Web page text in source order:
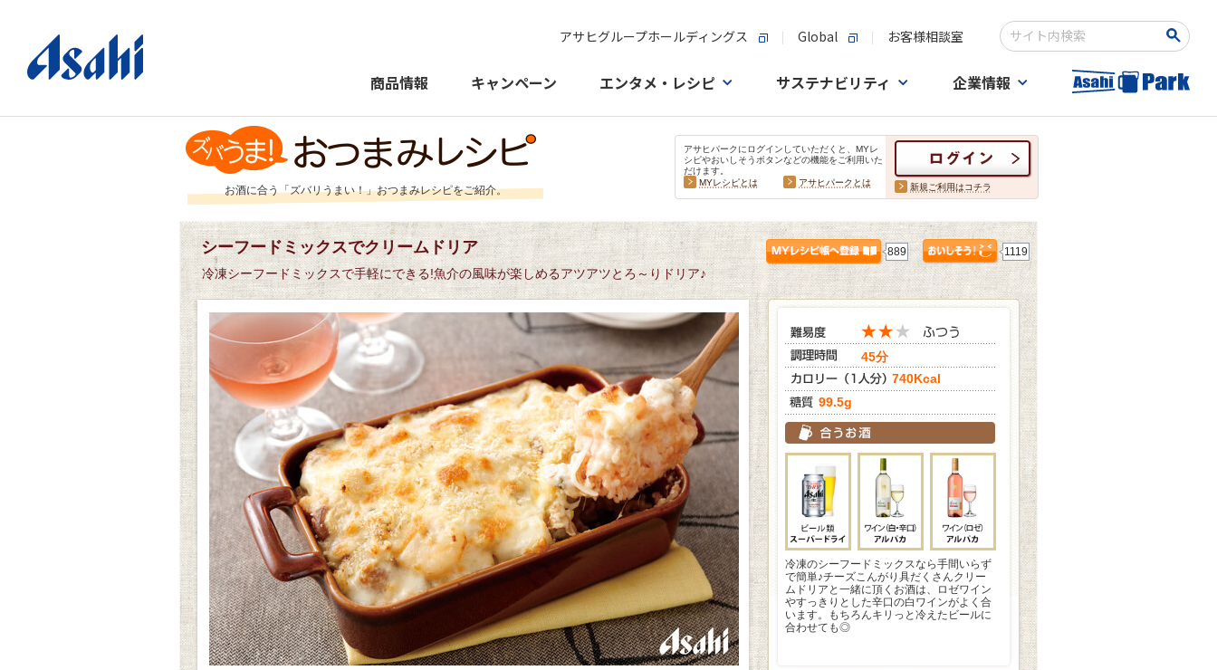
アサヒグループホールディングス Global お客様相談室
検索キーワード入力
商品情報 キャンペーン エンタメ・レシピ サステナビリティ 企業情報
お酒に合う「ズバリうまい！」おつまみレシピをご紹介。
アサヒパークにログインしていただくと、MYレ
シピやおいしそうボタンなどの機能をご利用いた
だけます。
MYレシピとは
アサヒパークとは 新規ご利用はコチラ
シーフードミックスでクリームドリア 889 1119
冷凍シーフードミックスで手軽にできる!魚介の風味が楽しめるアツアツとろ～りドリア♪
45分
740Kcal
99.5g
冷凍のシーフードミックスなら手間いらず
で簡単♪チーズこんがり具だくさんクリー
ムドリアと一緒に頂くお酒は、ロゼワイン
やすっきりとした辛口の白ワインがよく合
います。もちろんキリっと冷えたビールに
合わせても◎